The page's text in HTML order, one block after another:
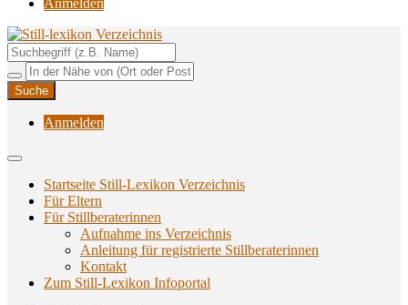
Anmelden
Still-lexikon Verzeichnis
Unterstützungsangebote rund ums Stillen
Anmelden
Startseite Still-Lexikon Verzeichnis
Für Eltern
Für Stillberaterinnen
Aufnahme ins Verzeichnis
Anlei­tung für regis­trier­te Stillberaterinnen
Kon­takt
Zum Still-Lexikon Infoportal